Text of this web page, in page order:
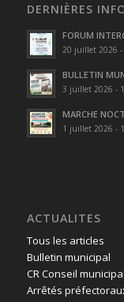
DERNIÈRES
FORUM
20 juillet 2026 -
BULLETIN
3 juillet 2026 -
MARCHE
1 juillet 2026 -
ACTUALITES
Tous les articles
Bulletin municipal
CR Conseil municipal
Arrêtés